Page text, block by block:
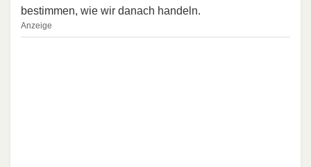
bestimmen, wie wir danach handeln.
Anzeige